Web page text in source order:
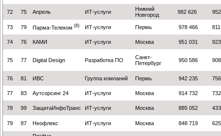
72 75 Апрель ИТ-услуги
Нижний
Новгород
982 626
73 79 Парма-Телеком (8) ИТ-услуги Пермь 978 466
74 76 КАМИ ИТ-услуги Москва 951 031
75 77 Digital Design Разработка ПО
Санкт-
Петербург
950 586
76 81 ИВС Группа компаний Пермь 942 235
77 83 Аутсорсинг 24 ИТ-услуги Москва 914 732
78 99 ЗащитаИнфоТранс ИТ-услуги Москва 885 052
79 87 Неофлекс ИТ-услуги Москва 848 719